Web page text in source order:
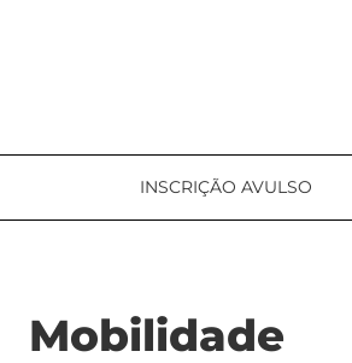
INSCRIÇÃO AVULSO
Mobilidade